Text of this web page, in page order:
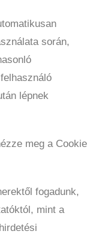
során,
lépnek
meg a Cookie
fogadunk,
mint a